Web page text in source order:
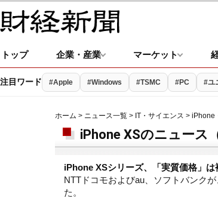
トップ 企業・産業 マーケット
注目ワード #Apple #Windows #TSMC #PC #ユ
ホーム > ニュース一覧 > IT・サイエンス > iPhone
iPhone XSのニュース
iPhone XSシリーズ、「実質価格」は
NTTドコモおよびau、ソフトバンク
た。